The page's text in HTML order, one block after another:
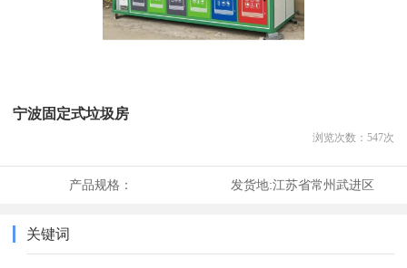
宁波固定式垃圾房
浏览次数： 547次
产品规格： 发货地:江苏省常州武进区
关键词